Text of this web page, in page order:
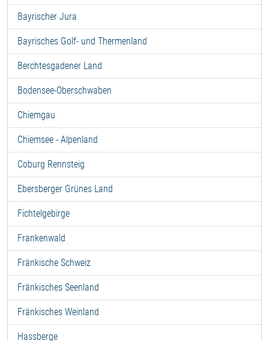
Bayrischer Jura
Bayrisches Golf- und Thermenland
Berchtesgadener Land
Bodensee-Oberschwaben
Chiemgau
Chiemsee - Alpenland
Coburg Rennsteig
Ebersberger Grünes Land
Fichtelgebirge
Frankenwald
Fränkische Schweiz
Fränkisches Seenland
Fränkisches Weinland
Hassberge